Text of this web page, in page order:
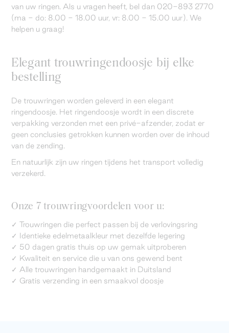
van uw ringen. Als u vragen heeft, bel dan 020-893 2770
(ma - do: 8.00 - 18.00 uur, vr: 8.00 - 15.00 uur). We
helpen u graag!
Elegant trouwringendoosje bij elke
bestelling
De trouwringen worden geleverd in een elegant
ringendoosje. Het ringendoosje wordt in een discrete
verpakking verzonden met een privé-afzender, zodat er
geen conclusies getrokken kunnen worden over de inhoud
van de zending.
En natuurlijk zijn uw ringen tijdens het transport volledig
verzekerd.
Onze 7 trouwringvoordelen voor u:
✓ Trouwringen die perfect passen bij de verlovingsring
✓ Identieke edelmetaalkleur met dezelfde legering
✓ 50 dagen gratis thuis op uw gemak uitproberen
✓ Kwaliteit en service die u van ons gewend bent
✓ Alle trouwringen handgemaakt in Duitsland
✓ Gratis verzending in een smaakvol doosje